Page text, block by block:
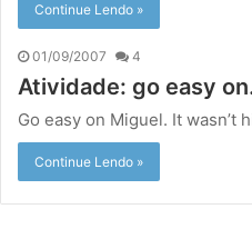
Continue Lendo »
01/09/2007 4
Atividade: go easy
Go easy on Miguel. It wasn’t
Continue Lendo »